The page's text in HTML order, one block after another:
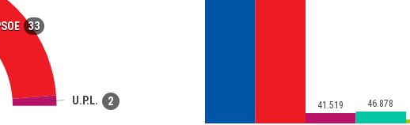
33
U.P.L. 2 41.519 46.878